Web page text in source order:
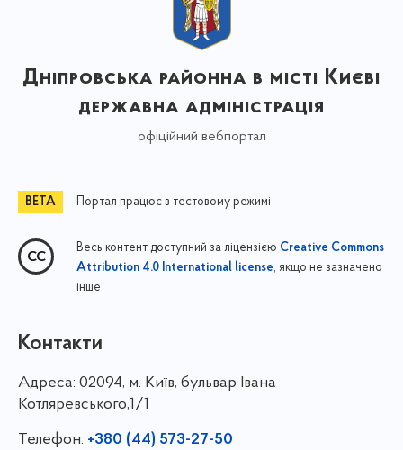
Дніпровська районна в місті Києві
державна адміністрація
офіційний вебпортал
Портал працює в тестовому режимі
Весь контент доступний за ліцензією Creative Commons
Attribution 4.0 International license, якщо не зазначено
інше
Контакти
Адреса: 02094, м. Київ, бульвар Івана
Котляревського,1/1
Телефон: +380 (44) 573-27-50